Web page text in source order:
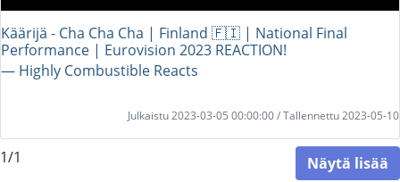
Käärijä - Cha Cha Cha | Finland 🇫🇮 | National Final
Performance | Eurovision 2023 REACTION!
― Highly Combustible Reacts
Julkaistu 2023-03-05 00:00:00 / Tallennettu 2023-05-10
1/1 Näytä lisää